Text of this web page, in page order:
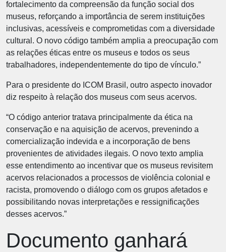
fortalecimento da compreensão da função social dos
museus, reforçando a importância de serem instituições
inclusivas, acessíveis e comprometidas com a diversidade
cultural. O novo código também amplia a preocupação com
as relações éticas entre os museus e todos os seus
trabalhadores, independentemente do tipo de vínculo.”
Para o presidente do ICOM Brasil, outro aspecto inovador
diz respeito à relação dos museus com seus acervos.
“O código anterior tratava principalmente da ética na
conservação e na aquisição de acervos, prevenindo a
comercialização indevida e a incorporação de bens
provenientes de atividades ilegais. O novo texto amplia
esse entendimento ao incentivar que os museus revisitem
acervos relacionados a processos de violência colonial e
racista, promovendo o diálogo com os grupos afetados e
possibilitando novas interpretações e ressignificações
desses acervos.”
Documento ganhará